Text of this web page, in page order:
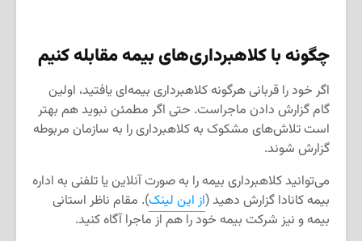
چگونه با کلاهبرداری‌های بیمه مقابله کنیم
اگر خود را قربانی هرگونه کلاهبرداری بیمه‌ای یافتید، اولین
گام گزارش دادن ماجراست. حتی اگر مطمئن نبوید هم بهتر
است تلاش‌های مشکوک به کلاهبرداری را به سازمان مربوطه
گزارش شوند.
می‌توانید کلاهبرداری بیمه را به صورت آنلاین یا تلفنی به اداره
بیمه کانادا گزارش دهید (از این لینک). مقام ناظر استانی
بیمه و نیز شرکت بیمه خود را هم از ماجرا آگاه ‌کنید.